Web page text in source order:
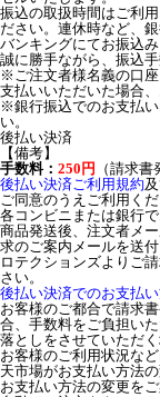
振込の取扱時間はご利
ださい。連休時など、
バンキングにてお振込み
誠に勝手ながら、振込
※ご注文者様名義の口
支払いいただいた場合
※銀行振込でのお支払
い。
後払い決済
【備考】
手数料： 250円 （請求
後払い決済ご利用規約
ご同意のうえご利用くだ
各コンビニまたは銀行
商品発送後、注文者メ
求のご案内メールを送
ロテクションズよりご
さい。
後払い決済でのお支払
お客様のご都合で請求
合、手数料をご負担い
落としをさせていただく
お客様のご利用状況な
天市場がお支払い方法
お支払い方法の変更を